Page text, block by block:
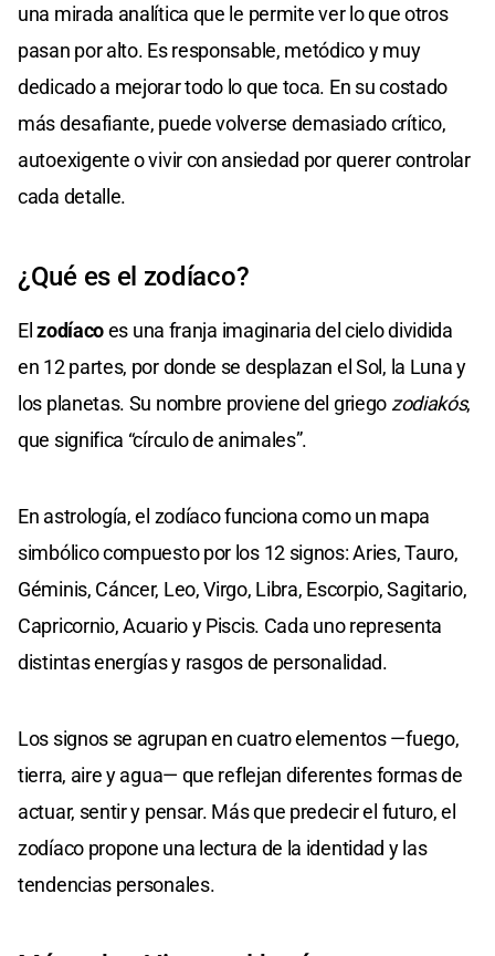
una mirada analítica que le permite ver lo que otros
pasan por alto. Es responsable, metódico y muy
dedicado a mejorar todo lo que toca. En su costado
más desafiante, puede volverse demasiado crítico,
autoexigente o vivir con ansiedad por querer controlar
cada detalle.
¿Qué es el zodíaco?
Elzodíacoes una franja imaginaria del cielo dividida
en 12 partes, por donde se desplazan el Sol, la Luna y
los planetas. Su nombre proviene del griego zodiakós,
que significa “círculo de animales”.
En astrología, el zodíaco funciona como un mapa
simbólico compuesto por los 12 signos: Aries, Tauro,
Géminis, Cáncer, Leo, Virgo, Libra, Escorpio, Sagitario,
Capricornio, Acuario y Piscis. Cada uno representa
distintas energías y rasgos de personalidad.
Los signos se agrupan en cuatro elementos —fuego,
tierra, aire y agua— que reflejan diferentes formas de
actuar, sentir y pensar. Más que predecir el futuro, el
zodíaco propone una lectura de la identidad y las
tendencias personales.